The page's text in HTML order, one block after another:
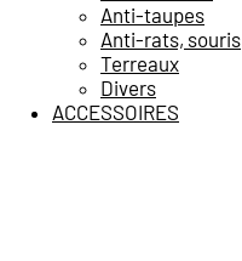
Anti-taupes
Anti-rats, souris
Terreaux
Divers
ACCESSOIRES